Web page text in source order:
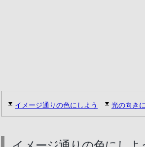
イメージ通りの色にしよう 光の向き